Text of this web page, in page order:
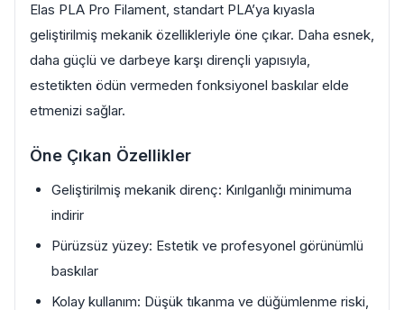
Elas PLA Pro Filament, standart PLA’ya kıyasla
geliştirilmiş mekanik özellikleriyle öne çıkar. Daha esnek,
daha güçlü ve darbeye karşı dirençli yapısıyla,
estetikten ödün vermeden fonksiyonel baskılar elde
etmenizi sağlar.
Öne Çıkan Özellikler
Geliştirilmiş mekanik direnç: Kırılganlığı minimuma
indirir
Pürüzsüz yüzey: Estetik ve profesyonel görünümlü
baskılar
Kolay kullanım: Düşük tıkanma ve düğümlenme riski,